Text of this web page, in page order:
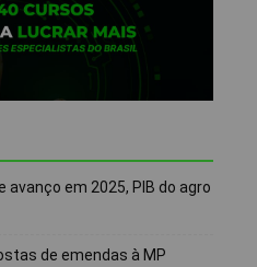
avanço em 2025, PIB do agro
de emendas à MP